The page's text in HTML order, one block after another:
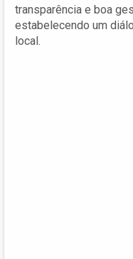
transparência e boa
estabelecendo um
local.